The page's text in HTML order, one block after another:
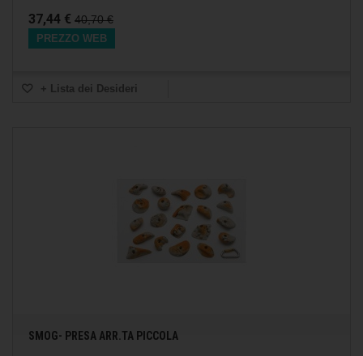
37,44 € 40,70 €
PREZZO WEB
+ Lista dei Desideri
SMOG- PRESA ARR.TA PICCOLA